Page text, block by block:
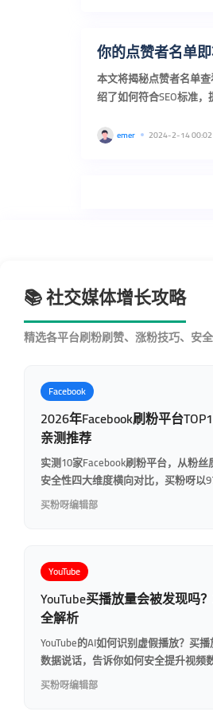
你的点赞者名单
本文将揭秘点赞者名单
绍了如何符合SEO标准
emer 2024-2-14 00:02
📚 社交媒体增长攻略
精选各平台刷粉刷赞、涨粉技巧、安
Facebook
2026年Facebook刷粉平台
亲测推荐
实测10家Facebook刷粉平台，从粉丝
安全性四大维度横向对比，买粉呀以
买粉呀编辑部
YouTube
YouTube买播放量会被发现吗
全解析
YouTube的AI如何识别虚假播放？买
数据说话，告诉你如何安全提升视频
买粉呀编辑部